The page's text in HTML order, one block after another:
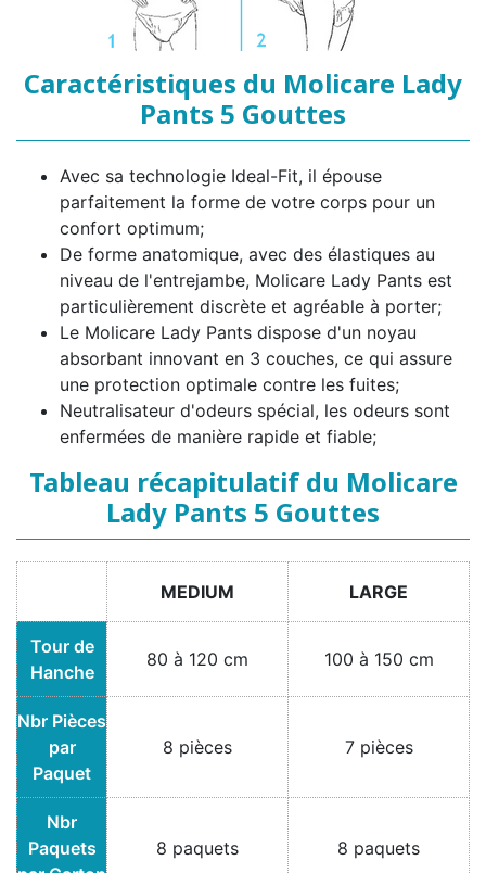
Caractéristiques du Molicare Lady
Pants 5 Gouttes
Avec sa technologie Ideal-Fit, il épouse
parfaitement la forme de votre corps pour un
confort optimum;
De forme anatomique, avec des élastiques au
niveau de l'entrejambe, Molicare Lady Pants est
particulièrement discrète et agréable à porter;
Le Molicare Lady Pants dispose d'un noyau
absorbant innovant en 3 couches, ce qui assure
une protection optimale contre les fuites;
Neutralisateur d'odeurs spécial, les odeurs sont
enfermées de manière rapide et fiable;
Tableau récapitulatif du Molicare
Lady Pants 5 Gouttes
MEDIUM LARGE
Tour de
Hanche
80 à 120 cm 100 à 150 cm
Nbr Pièces
par
Paquet
8 pièces 7 pièces
Nbr
Paquets
8 paquets 8 paquets